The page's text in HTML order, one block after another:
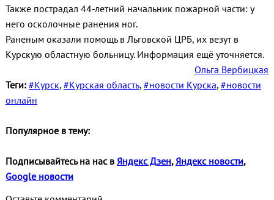
Также пострадал 44‑летний начальник пожарной части: у
него осколочные ранения ног.
Раненым оказали помощь в Льговской ЦРБ, их везут в
Курскую областную больницу. Информация ещё уточняется.
Ольга Вербицкая
Теги: #Курск, #Курская область, #новости Курска, #новости
онлайн
Популярное в тему:
Подписывайтесь на нас в Яндекс Дзен,Яндекс новости,
Google новости